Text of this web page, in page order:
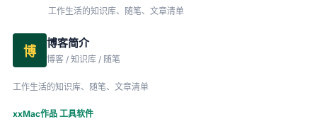
工作生活的知识库、随笔、文章清单
博
博客简介
博客 / 知识库 / 随笔
工作生活的知识库、随笔、文章清单
xxMac作品 工具软件